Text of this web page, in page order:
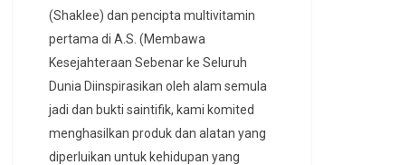
(Shaklee) dan pencipta multivitamin
pertama di A.S. (Membawa
Kesejahteraan Sebenar ke Seluruh
Dunia Diinspirasikan oleh alam semula
jadi dan bukti saintifik, kami komited
menghasilkan produk dan alatan yang
diperluikan untuk kehidupan yang